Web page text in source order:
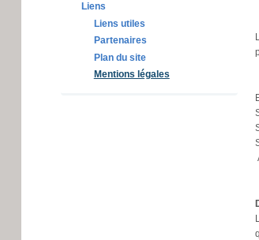
Liens
Liens utiles
Partenaires
Plan du site
Mentions légales